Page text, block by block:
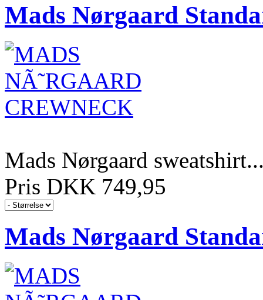
Mads Nørgaard
Mads Nørgaard
Pris DKK 749,95
Mads Nørgaard